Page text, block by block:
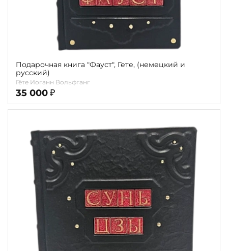
Подарочная книга "Фауст", Гете, (немецкий и
русский)
Гёте Иоганн Вольфганг
35 000 ₽